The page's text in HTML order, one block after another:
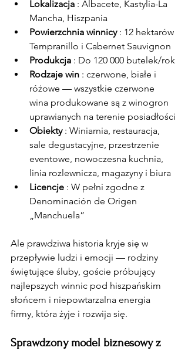
Lokalizacja : Albacete, Kastylia-La
Mancha, Hiszpania
Powierzchnia winnicy : 12 hektarów
Tempranillo i Cabernet Sauvignon
Produkcja : Do 120 000 butelek/rok
Rodzaje win : czerwone, białe i
różowe — wszystkie czerwone
wina produkowane są z winogron
uprawianych na terenie posiadłości
Obiekty : Winiarnia, restauracja,
sale degustacyjne, przestrzenie
eventowe, nowoczesna kuchnia,
linia rozlewnicza, magazyny i biura
Licencje : W pełni zgodne z
Denominación de Origen
„Manchuela”
Ale prawdziwa historia kryje się w
przepływie ludzi i emocji — rodziny
świętujące śluby, goście próbujący
najlepszych winnic pod hiszpańskim
słońcem i niepowtarzalna energia
firmy, która żyje i rozwija się.
Sprawdzony model biznesowy z